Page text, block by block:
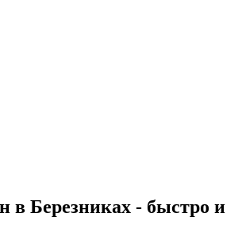
в Березниках - быстро и